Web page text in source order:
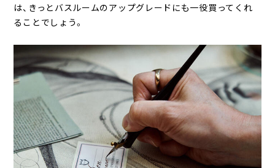
は、きっとバスルームのアップグレードにも一役買ってくれ
ることでしょう。